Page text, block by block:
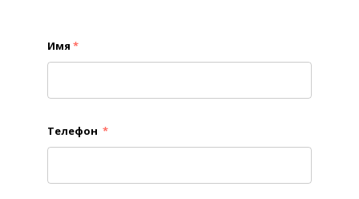
Имя *
Телефон *